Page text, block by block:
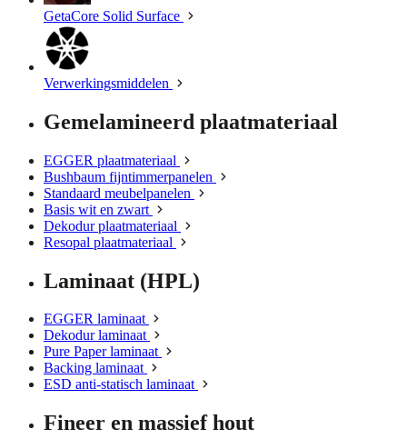
GetaCore Solid Surface
Verwerkingsmiddelen
Gemelamineerd plaatmateriaal
EGGER plaatmateriaal
Bushbaum fijntimmerpanelen
Standaard meubelpanelen
Basis wit en zwart
Dekodur plaatmateriaal
Resopal plaatmateriaal
Laminaat (HPL)
EGGER laminaat
Dekodur laminaat
Pure Paper laminaat
Backing laminaat
ESD anti-statisch laminaat
Fineer en massief hout